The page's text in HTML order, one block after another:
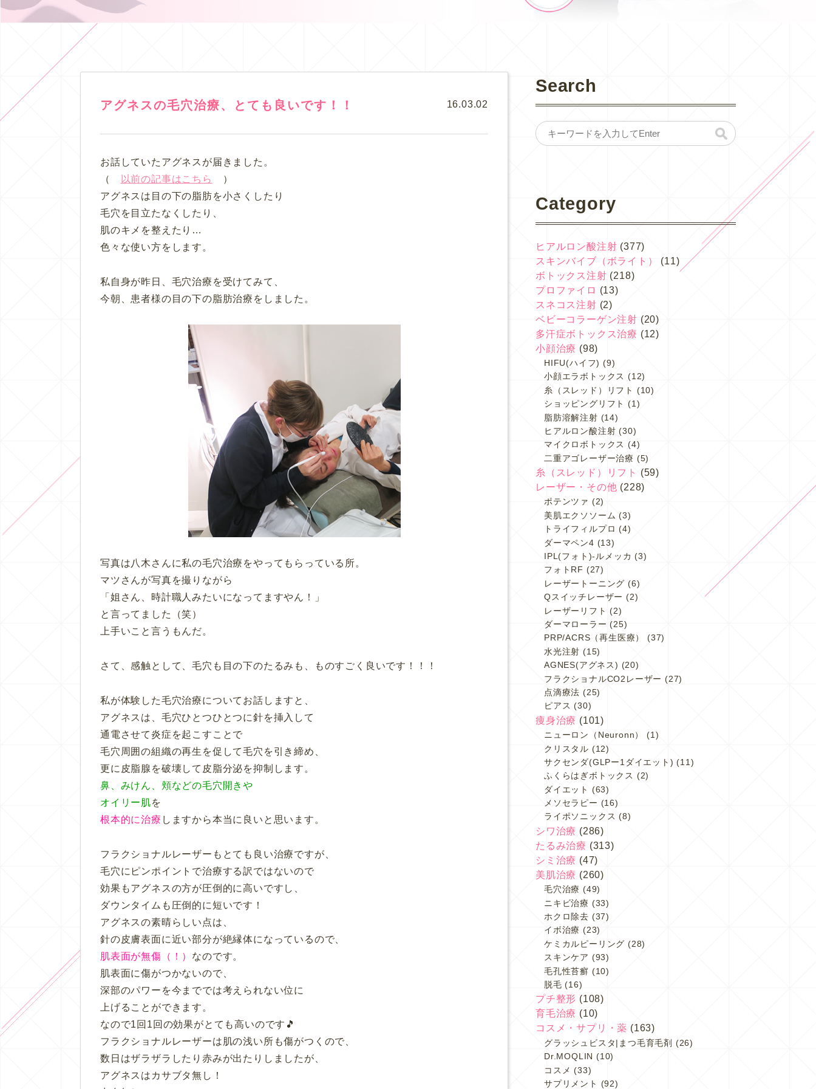
アグネスの毛穴治療、とても良いです！！ 16.03.02
お話していたアグネスが届きました。
（
以前の記事はこちら
）
アグネスは目の下の脂肪を小さくしたり
毛穴を目立たなくしたり、
肌のキメを整えたり…
色々な使い方をします。
私自身が昨日、毛穴治療を受けてみて、
今朝、患者様の目の下の脂肪治療をしました。
写真は八木さんに私の毛穴治療をやってもらっている所。
マツさんが写真を撮りながら
「姐さん、時計職人みたいになってますやん！」
と言ってました（笑）
上手いこと言うもんだ。
さて、感触として、毛穴も目の下のたるみも、ものすごく良いです！！！
私が体験した毛穴治療についてお話しますと、
アグネスは、毛穴ひとつひとつに針を挿入して
通電させて炎症を起こすことで
毛穴周囲の組織の再生を促して毛穴を引き締め、
更に皮脂腺を破壊して皮脂分泌を抑制します。
鼻、みけん、頬などの毛穴開きや
オイリー肌を
根本的に治療 しますから本当に良いと思います。
フラクショナルレーザーもとても良い治療ですが、
毛穴にピンポイントで治療する訳ではないので
効果もアグネスの方が圧倒的に高いですし、
ダウンタイムも圧倒的に短いです！
アグネスの素晴らしい点は、
針の皮膚表面に近い部分が絶縁体になっているので、
肌表面が無傷（！） なのです。
肌表面に傷がつかないので、
深部のパワーを今まででは考えられない位に
上げることができます。
なので1回1回の効果がとても高いのです🎵
フラクショナルレーザーは肌の浅い所も傷がつくので、
数日はザラザラしたり赤みが出たりしましたが、
アグネスはカサブタ無し！
Search
Category
ヒアルロン酸注射 (377)
スキンバイブ（ボライト）
(11)
ボトックス注射 (218)
プロファイロ (13)
スネコス注射 (2)
ベビーコラーゲン注射 (20)
多汗症ボトックス治療 (12)
小顔治療 (98)
HIFU(ハイフ) (9)
小顔エラボトックス (12)
糸（スレッド）リフト
(10)
ショッピングリフト
(1)
脂肪溶解注射 (14)
ヒアルロン酸注射 (30)
マイクロボトックス (4)
二重アゴレーザー治療 (5)
糸（スレッド）リフト
(59)
レーザー・その他 (228)
ポテンツァ (2)
美肌エクソソーム (3)
トライフィルプロ (4)
ダーマペン4 (13)
IPL(フォト)-ルメッカ (3)
フォトRF (27)
レーザートーニング (6)
Qスイッチレーザー (2)
レーザーリフト (2)
ダーマローラー (25)
PRP/ACRS（再生医療）
(37)
水光注射 (15)
AGNES(アグネス) (20)
フラクショナルCO2レーザー (27)
点滴療法 (25)
ピアス (30)
痩身治療 (101)
ニューロン（Neuronn）
(1)
クリスタル (12)
サクセンダ(GLPー1ダイエット) (11)
ふくらはぎボトックス (2)
ダイエット (63)
メソセラピー (16)
ライポソニックス (8)
シワ治療 (286)
たるみ治療 (313)
シミ治療 (47)
美肌治療 (260)
毛穴治療 (49)
ニキビ治療 (33)
ホクロ除去 (37)
イボ治療 (23)
ケミカルピーリング (28)
スキンケア (93)
毛孔性苔癬 (10)
脱毛 (16)
プチ整形 (108)
育毛治療 (10)
コスメ・サプリ・薬 (163)
グラッシュビスタ|まつ毛育毛剤
(26)
Dr.MOQLIN (10)
コスメ (33)
サプリメント
(92)